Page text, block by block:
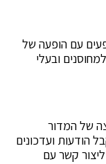
המופעים עם הופעה של
ובעלי
של המדור
הודעות ועדכונים
קשר עם